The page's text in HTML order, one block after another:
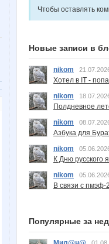
Чтобы оставлять
Новые записи в
nikom
Хотел в IT -
nikom
Полдневное
nikom
Азбука для
nikom
К Дню русского
nikom
В связи с пмэф-
Популярные за